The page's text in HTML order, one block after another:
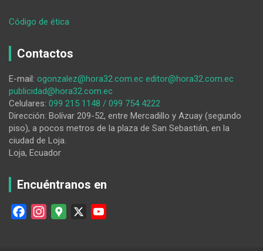
Código de ética
Morales:
compañeros
que
han
muerto
y
el
del
dolor
Contactos
E-mail: ogonzalez@hora32.com.ec editor@hora32.com.ec
publicidad@hora32.com.ec
Celulares: 099 215 1148 / 099 754 4222
Dirección: Bolívar 209-52, entre Mercadillo y Azuay (segundo
piso), a pocos metros de la plaza de San Sebastián, en la
ciudad de Loja.
Loja, Ecuador
Encuéntranos en